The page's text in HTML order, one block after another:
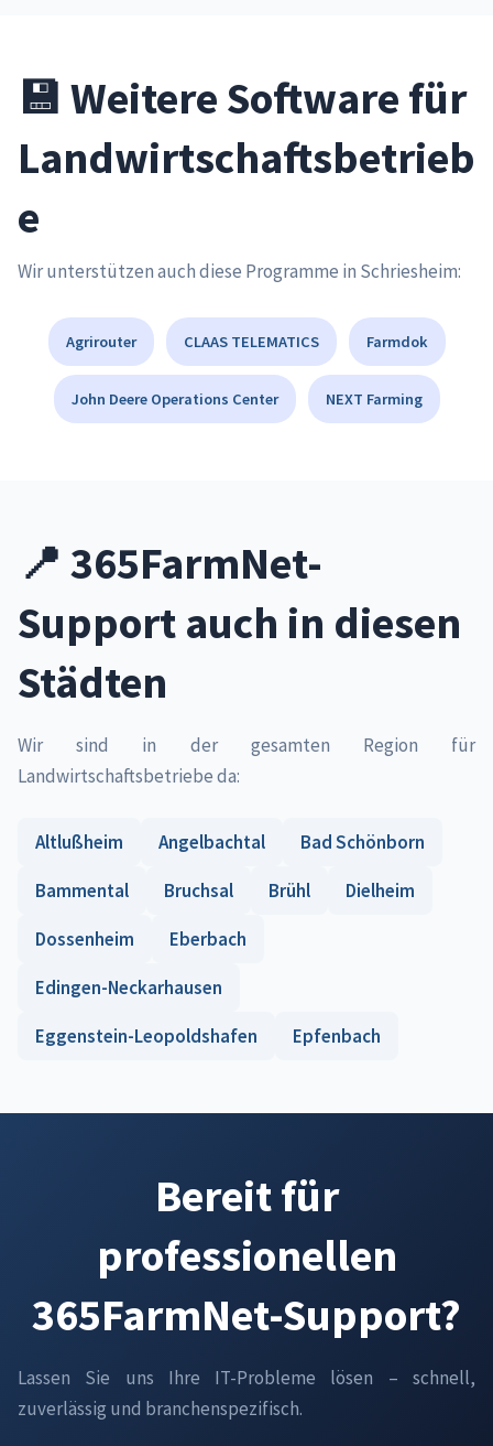
💾 Weitere Software für
Landwirtschaftsbetrieb
e
Wir unterstützen auch diese Programme in Schriesheim:
Agrirouter CLAAS TELEMATICS Farmdok
John Deere Operations Center NEXT Farming
📍 365FarmNet-
Support auch in diesen
Städten
Wir sind in der gesamten Region für
Landwirtschaftsbetriebe da:
Altlußheim Angelbachtal
Bad Schönborn
Bammental
Bruchsal Brühl
Dielheim
Dossenheim
Eberbach
Edingen-Neckarhausen
Eggenstein-Leopoldshafen
Epfenbach
Bereit für
professionellen
365FarmNet-Support?
Lassen Sie uns Ihre IT-Probleme lösen – schnell,
zuverlässig und branchenspezifisch.